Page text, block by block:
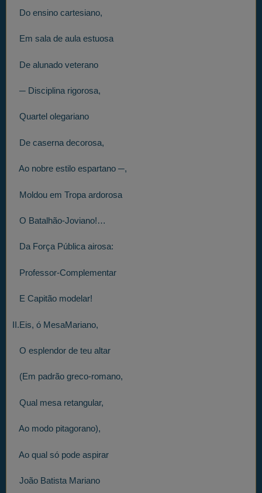
Do ensino cartesiano,
Em sala de aula estuosa
De alunado veterano
─ Disciplina rigorosa,
Quartel olegariano
De caserna decorosa,
Ao nobre estilo espartano ─,
Moldou em Tropa ardorosa
O Batalhão-Joviano!…
Da Força Pública airosa:
Professor-Complementar
E Capitão modelar!
II.Eis, ó MesaMariano,
O esplendor de teu altar
(Em padrão greco-romano,
Qual mesa retangular,
Ao modo pitagorano),
Ao qual só pode aspirar
João Batista Mariano